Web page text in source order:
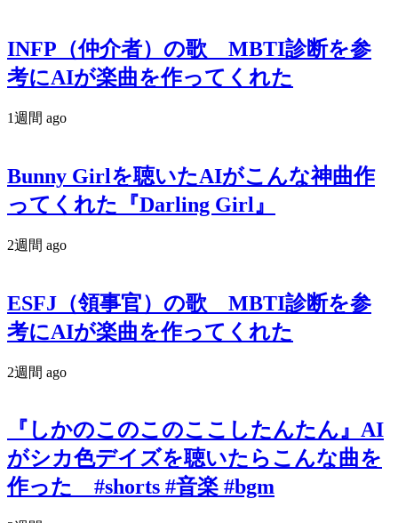
INFP（仲介者）の歌 MBTI診断を参
考にAIが楽曲を作ってくれた
1週間 ago
Bunny Girlを聴いたAIがこんな神曲作
ってくれた『Darling Girl』
2週間 ago
ESFJ（領事官）の歌 MBTI診断を参
考にAIが楽曲を作ってくれた
2週間 ago
『しかのこのこのここしたんたん』AI
がシカ色デイズを聴いたらこんな曲を
作った #shorts #音楽 #bgm